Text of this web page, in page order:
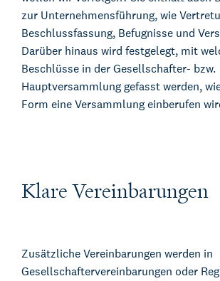
zur Unternehmensführung, wie
Beschlussfassung, Befugnisse und
Darüber hinaus wird festgelegt, mit
Beschlüsse in der Gesellschafter- bzw.
Hauptversammlung gefasst werden,
Form eine Versammlung einberufen
Klare Vereinbarungen
Zusätzliche Vereinbarungen werden in
Gesellschaftervereinbarungen oder